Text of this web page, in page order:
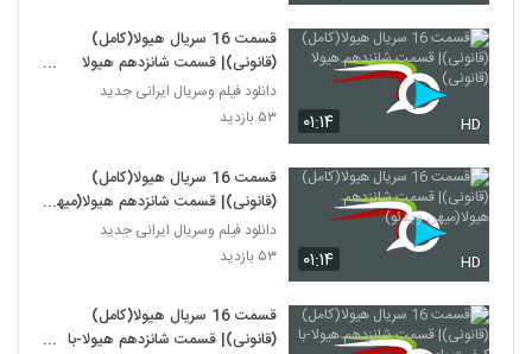
۰۱:۱۴ HD
قسمت 16 سریال هیولا(کامل)
(قانونی)| قسمت شانزدهم هیولا
(قانونی)
دانلود فیلم وسریال ایرانی جدید
۵۳ بازدید
۰۱:۱۴ HD
قسمت 16 سریال هیولا(کامل)
(قانونی)| قسمت شانزدهم هیولا(میهن
ویدئو)
دانلود فیلم وسریال ایرانی جدید
۵۳ بازدید
قسمت 16 سریال هیولا(کامل)
(قانونی)| قسمت شانزدهم هیولا-با